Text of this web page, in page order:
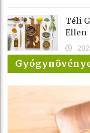
Téli
Ellen